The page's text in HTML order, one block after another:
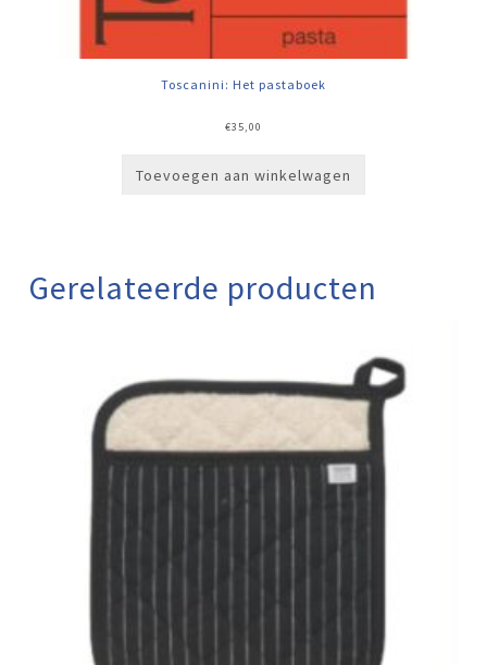
Toscanini: Het pastaboek
€35,00
Toevoegen aan winkelwagen
Gerelateerde producten